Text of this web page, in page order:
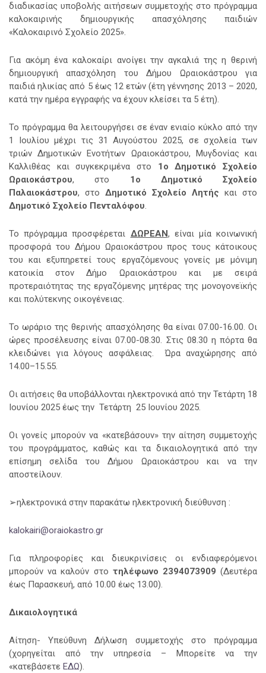
διαδικασίας υποβολής αιτήσεων συμμετοχής στο πρόγραμμα
καλοκαιρινής δημιουργικής απασχόλησης παιδιών
«Καλοκαιρινό Σχολείο 2025».
Για ακόμη ένα καλοκαίρι ανοίγει την αγκαλιά της η θερινή
δημιουργική απασχόληση του Δήμου Ωραιοκάστρου για
παιδιά ηλικίας από 5 έως 12 ετών (έτη γέννησης 2013 – 2020,
κατά την ημέρα εγγραφής να έχουν κλείσει τα 5 έτη).
Το πρόγραμμα θα λειτουργήσει σε έναν ενιαίο κύκλο από την
1 Ιουλίου μέχρι τις 31 Αυγούστου 2025, σε σχολεία των
τριών Δημοτικών Ενοτήτων Ωραιοκάστρου, Μυγδονίας και
Καλλιθέας και συγκεκριμένα στο 1ο Δημοτικό Σχολείο
Ωραιοκάστρου, στο 1ο Δημοτικό Σχολείο
Παλαιοκάστρου, στο Δημοτικό Σχολείο Λητής και στο
Δημοτικό Σχολείο Πενταλόφου.
Το πρόγραμμα προσφέρεται ΔΩΡΕΑΝ, είναι μία κοινωνική
προσφορά του Δήμου Ωραιοκάστρου προς τους κάτοικους
του και εξυπηρετεί τους εργαζόμενους γονείς με μόνιμη
κατοικία στον Δήμο Ωραιοκάστρου και με σειρά
προτεραιότητας της εργαζόμενης μητέρας της μονογονεϊκής
και πολύτεκνης οικογένειας.
Το ωράριο της θερινής απασχόλησης θα είναι 07.00-16.00. Οι
ώρες προσέλευσης είναι 07.00-08.30. Στις 08.30 η πόρτα θα
κλειδώνει για λόγους ασφάλειας. Ώρα αναχώρησης από
14.00–15.55.
Οι αιτήσεις θα υποβάλλονται ηλεκτρονικά από την Τετάρτη 18
Ιουνίου 2025 έως την Τετάρτη 25 Ιουνίου 2025.
Οι γονείς μπορούν να «κατεβάσουν» την αίτηση συμμετοχής
του προγράμματος, καθώς και τα δικαιολογητικά από την
επίσημη σελίδα του Δήμου Ωραιοκάστρου και να την
αποστείλουν.
➢ηλεκτρονικά στην παρακάτω ηλεκτρονική διεύθυνση :
kalokairi@oraiokastro.gr
Για πληροφορίες και διευκρινίσεις οι ενδιαφερόμενοι
μπορούν να καλούν στο τηλέφωνο 2394073909 (Δευτέρα
έως Παρασκευή, από 10.00 έως 13.00).
Δικαιολογητικά
Αίτηση- Υπεύθυνη Δήλωση συμμετοχής στο πρόγραμμα
(χορηγείται από την υπηρεσία – Μπορείτε να την
«κατεβάσετε ΕΔΩ).